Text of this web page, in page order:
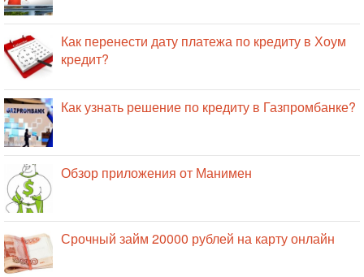
Как перенести дату платежа по кредиту в Хоум
кредит?
Как узнать решение по кредиту в Газпромбанке?
Обзор приложения от Манимен
Срочный займ 20000 рублей на карту онлайн